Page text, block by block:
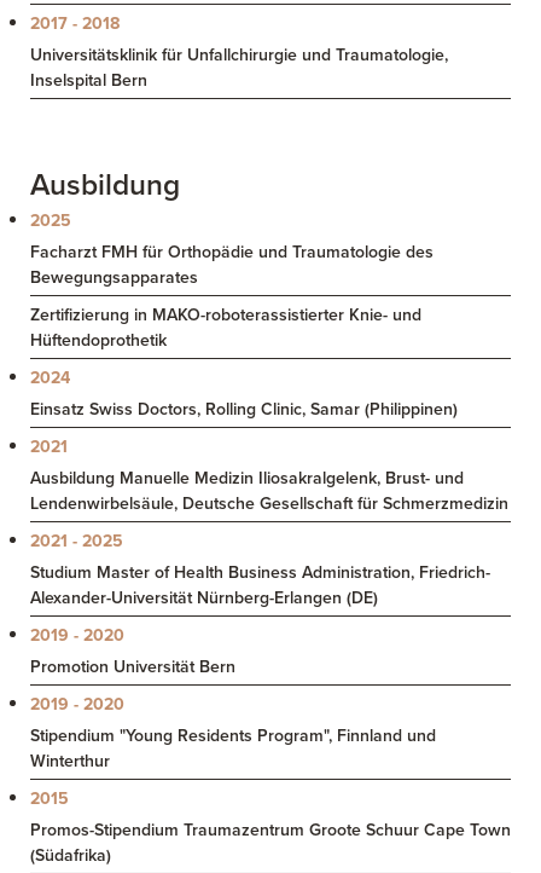
Kooperationspartner
2017 - 2018
Universitätsklinik für Unfallchirurgie und Traumatologie,
Inselspital Bern
Ausbildung
2025
Facharzt FMH für Orthopädie und Traumatologie des
Bewegungsapparates
Zertifizierung in MAKO-roboterassistierter Knie- und
Hüftendoprothetik
2024
Einsatz Swiss Doctors, Rolling Clinic, Samar (Philippinen)
2021
Ausbildung Manuelle Medizin Iliosakralgelenk, Brust- und
Lendenwirbelsäule, Deutsche Gesellschaft für Schmerzmedizin
2021 - 2025
Studium Master of Health Business Administration, Friedrich-
Alexander-Universität Nürnberg-Erlangen (DE)
2019 - 2020
Promotion Universität Bern
2019 - 2020
Stipendium "Young Residents Program", Finnland und
Winterthur
2015
Promos-Stipendium Traumazentrum Groote Schuur Cape Town
(Südafrika)